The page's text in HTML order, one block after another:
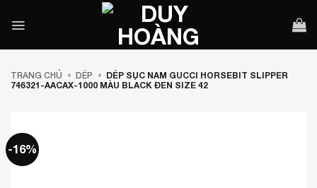
qua
TRANG CHỦ • DÉP • DÉP SỤC NAM GUCCI HORSEBIT SLIPPER
746321-AACAX-1000 MÀU BLACK ĐEN SIZE 42
-16%